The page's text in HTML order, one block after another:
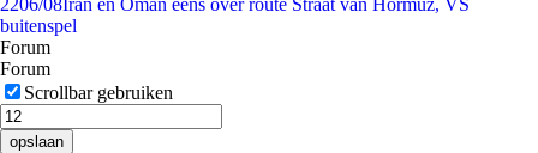
2206/08Iran en Oman eens over route Straat van Hormuz, VS
buitenspel
Forum
Forum
Scrollbar gebruiken
opslaan